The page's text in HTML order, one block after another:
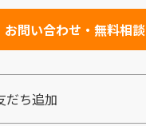
お問い合わせ・無料相談
だち追加